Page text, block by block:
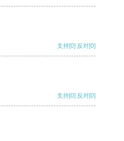
支持[0] 反对[0]
支持[0] 反对[0]